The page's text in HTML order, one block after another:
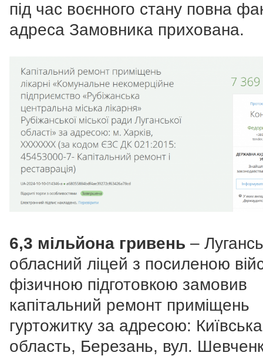
під час воєнного стану повна
адреса Замовника прихована.
6,3 мільйона гривень –
обласний ліцей з посиленою
фізичною підготовкою замовив
капітальний ремонт приміщень
гуртожитку за адресою: Київська
область, Березань, вул.